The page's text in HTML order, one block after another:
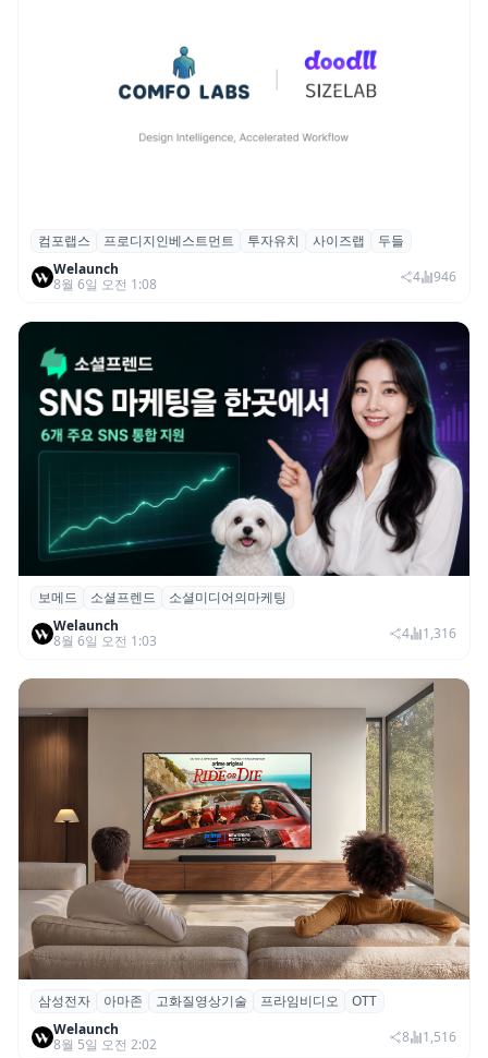
컴포랩스, 프로디지인베스트먼트로부터 시
드 투자 유치
컴포랩스 프로디지인베스트먼트 투자유치 사이즈랩
두들
Welaunch
8월 6일 오전 1:08
4 946
보메드 ‘소셜프렌드’, 유튜브·인스타 등 6개
SNS 마케팅 통합 지원
보메드 소셜프렌드
소셜미디어의마케팅
Welaunch
8월 6일 오전 1:03
4 1,316
삼성전자·아마존, 프라임 비디오에 ‘HDR10+
어드밴스드’ 적용
삼성전자 아마존 고화질영상기술 프라임비디오
OTT
Welaunch
8월 5일 오전 2:02
8 1,516